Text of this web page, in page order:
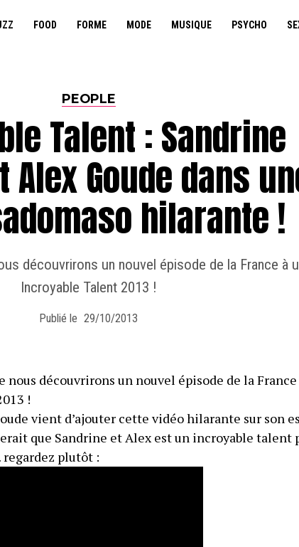
FOOD FORME MODE MUSIQUE PSYCHO
PEOPLE
Talent : Sandrine
Alex Goude dans
hilarante !
découvrirons un nouvel épisode de la France à
Incroyable Talent 2013 !
Publié le 29/10/2013
nous découvrirons un nouvel épisode de la France
!
vient d’ajouter cette vidéo hilarante sur son
que Sandrine et Alex est un incroyable talent
plutôt :